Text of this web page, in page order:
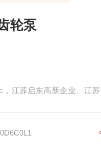
轮泵
，江苏启东高新企业、江